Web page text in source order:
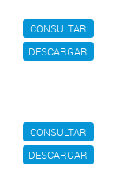
CONSULTAR
DESCARGAR
CONSULTAR
DESCARGAR